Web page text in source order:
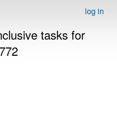
log in
tasks for